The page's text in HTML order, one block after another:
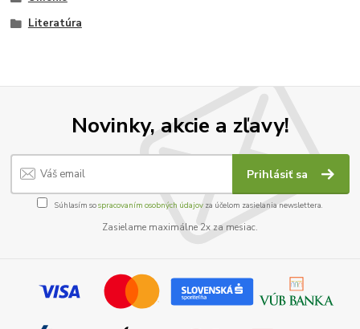
Literatúra
Novinky, akcie a zľavy!
Prihlásiť sa
Súhlasím sospracovaním osobných údajov za účelom zasielania newslettera.
Zasielame maximálne 2x za mesiac.